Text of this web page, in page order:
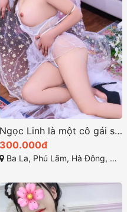
Ngọc Linh là một cô gái sở hữu vẻ đẹp cuốn hút khó cưỡng
300.000đ
Ba La, Phú Lãm, Hà Đông, Hà Nội